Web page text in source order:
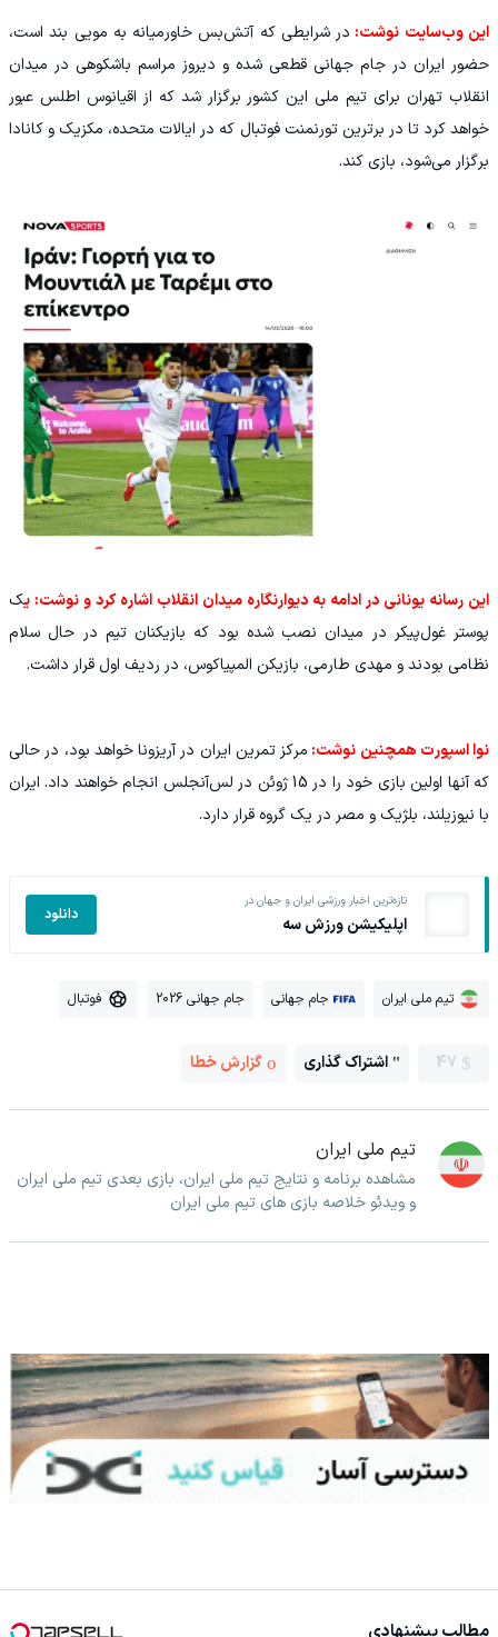
این وب‌سایت نوشت: در شرایطی که آتش‌بس خاورمیانه به مویی بند است،
حضور ایران در جام جهانی قطعی شده و دیروز مراسم باشکوهی در میدان
انقلاب تهران برای تیم ملی این کشور برگزار شد که از اقیانوس اطلس عبور
خواهد کرد تا در برترین تورنمنت فوتبال که در ایالات متحده، مکزیک و کانادا
برگزار می‌شود، بازی کند.
این رسانه یونانی در ادامه به دیوارنگاره میدان انقلاب اشاره کرد و نوشت: یک
پوستر غول‌پیکر در میدان نصب شده بود که بازیکنان تیم در حال سلام
نظامی بودند و مهدی طارمی، بازیکن المپیاکوس، در ردیف اول قرار داشت.
نوا اسپورت همچنین نوشت: مرکز تمرین ایران در آریزونا خواهد بود، در حالی
که آنها اولین بازی خود را در 15 ژوئن در لس‌آنجلس انجام خواهند داد. ایران
با نیوزیلند، بلژیک و مصر در یک گروه قرار دارد.
تازه‌ترین اخبار ورزشی ایران و جهان در
اپلیکیشن ورزش سه دانلود
تیم ملی ایران جام جهانی جام جهانی 2026 فوتبال
47 اشتراک گذاری گزارش خطا
تیم ملی ایران
مشاهده برنامه و نتایج تیم ملی ایران، بازی بعدی تیم ملی ایران
و ویدئو خلاصه بازی های تیم ملی ایران
مطالب پیشنهادی